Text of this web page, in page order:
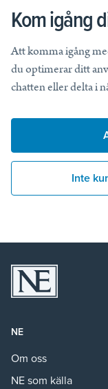
Kom igång
Att komma igång
du optimerar ditt
chatten eller delta i
Inte
NE
Om oss
NE som källa